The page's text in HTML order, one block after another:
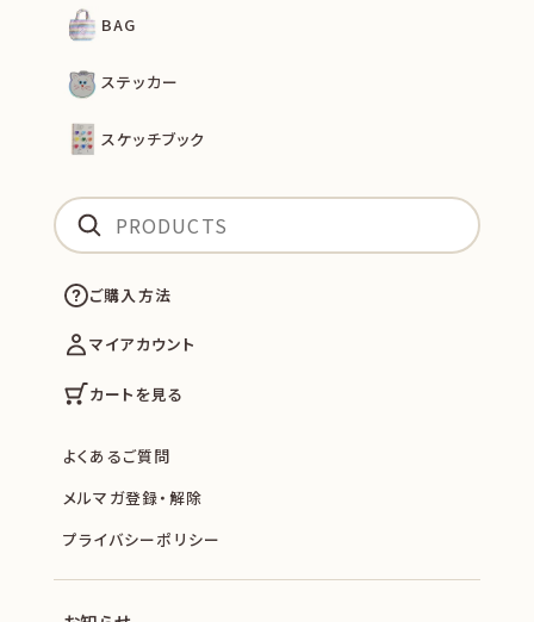
BAG
ステッカー
スケッチブック
ご購入方法
マイアカウント
カートを見る
よくあるご質問
メルマガ登録・解除
プライバシーポリシー